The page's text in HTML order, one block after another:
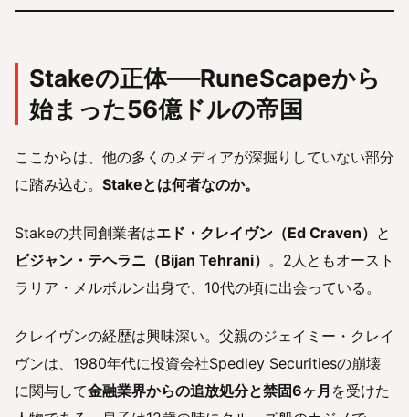
Stakeの正体──RuneScapeから
始まった56億ドルの帝国
ここからは、他の多くのメディアが深掘りしていない部分
に踏み込む。 Stakeとは何者なのか。
Stakeの共同創業者はエド・クレイヴン（Ed Craven） と
ビジャン・テヘラニ（Bijan Tehrani） 。2人ともオースト
ラリア・メルボルン出身で、10代の頃に出会っている。
クレイヴンの経歴は興味深い。父親のジェイミー・クレイ
ヴンは、1980年代に投資会社Spedley Securitiesの崩壊
に関与して金融業界からの追放処分と禁固6ヶ月 を受けた